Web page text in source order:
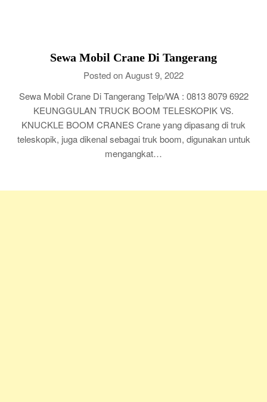
Sewa Mobil Crane Di Tangerang
Posted on August 9, 2022
Sewa Mobil Crane Di Tangerang Telp/WA : 0813 8079 6922
KEUNGGULAN TRUCK BOOM TELESKOPIK VS.
KNUCKLE BOOM CRANES Crane yang dipasang di truk
teleskopik, juga dikenal sebagai truk boom, digunakan untuk
mengangkat…